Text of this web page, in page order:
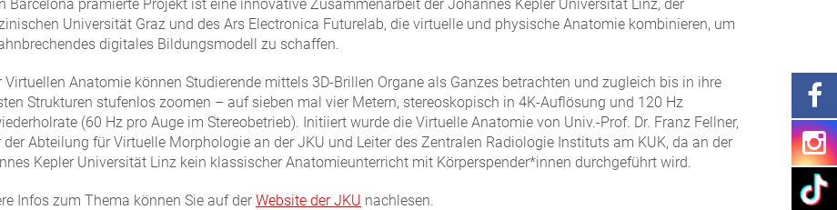
Barcelona prämierte Projekt ist eine innovative Zusammenarbeit der Johannes Kepler Universität Linz, der
Universität Graz und des Ars Electronica Futurelab, die virtuelle und physische Anatomie kombinieren, um
digitales Bildungsmodell zu schaffen.
Virtuellen Anatomie können Studierende mittels 3D-Brillen Organe als Ganzes betrachten und zugleich bis in ihre
Strukturen stufenlos zoomen – auf sieben mal vier Metern, stereoskopisch in 4K-Auflösung und 120 Hz
(60 Hz pro Auge im Stereobetrieb). Initiiert wurde die Virtuelle Anatomie von Univ.-Prof. Dr. Franz Fellner,
der Abteilung für Virtuelle Morphologie an der JKU und Leiter des Zentralen Radiologie Instituts am KUK, da an der
Kepler Universität Linz kein klassischer Anatomieunterricht mit Körperspender*innen durchgeführt wird.
Infos zum Thema können Sie auf der Website der JKU nachlesen.